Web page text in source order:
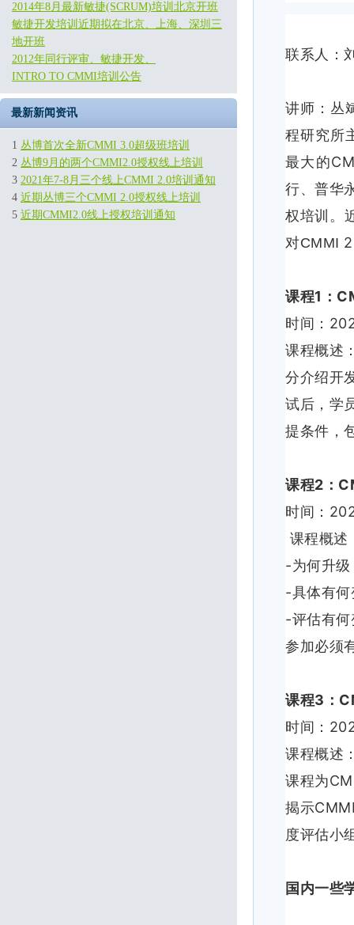
联系人：
讲师：丛
程研究所
最大的
行、普华
权培训。
对CMMI
课程1 ：
时间：
课程概述
分介绍开
试后，学
提条件，
课程2 ：
时间：
课程概述
-为何升级
-具体有
-评估有
参加必须
课程3 ：
时间：
课程概述
课程为
揭示
度评估小
国内一些
2014年8月最新敏捷(SCRUM)培训北京开班
敏捷开发培训近期拟在北京、上海、深圳三
地开班
2012年同行评审、敏捷开发、
INTRO TO CMMI培训公告
最新新闻资讯
1 丛博首次全新CMMI 3.0超级班培训
2 丛博9月的两个CMMI2.0授权线上培训
3 2021年7-8月三个线上CMMI 2.0培训通知
4 近期丛博三个CMMI 2.0授权线上培训
5 近期CMMI2.0线上授权培训通知